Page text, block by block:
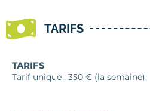
TARIFS
TARIFS
Tarif unique : 350 € (la semaine).